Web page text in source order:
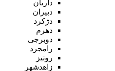
داریان
دبیران
دژکرد
دهرم
دوبرجی
رامجرد
رونیز
زاهدشهر